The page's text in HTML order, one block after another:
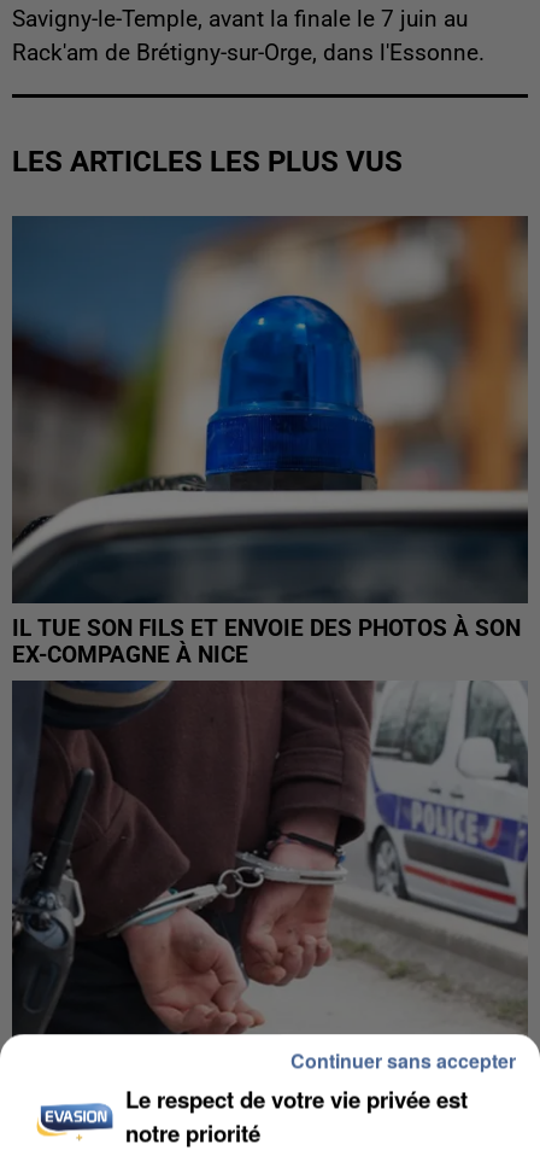
Savigny-le-Temple, avant la finale le 7 juin au
Rack'am de Brétigny-sur-Orge, dans l'Essonne.
LES ARTICLES LES PLUS VUS
IL TUE SON FILS ET ENVOIE DES PHOTOS À SON
EX-COMPAGNE À NICE
L’UN DES FONDATEURS SUPPOSÉS DE LA DZ
MAFIA INTERPELLÉ EN ALGÉRIE
Le respect de votre vie privée est
notre priorité
Continuer sans accepter